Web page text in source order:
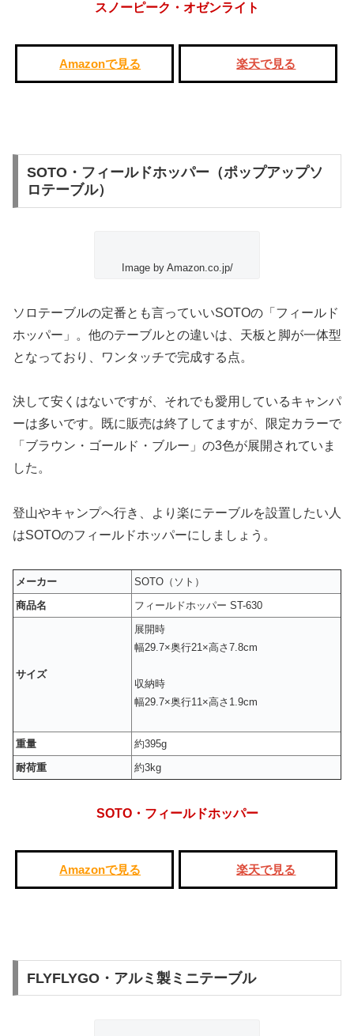
スノーピーク・オゼンライト
Amazonで見る 楽天で見る
SOTO・フィールドホッパー（ポップアップソ
ロテーブル）
Image by Amazon.co.jp/
ソロテーブルの定番とも言っていいSOTOの 「フィールド
ホッパー」
。他のテーブルとの違いは、天板と脚が一体型
となっており、ワンタッチで完成する点。
決して安くはないですが、それでも愛用しているキャンパ
ーは多いです。既に販売は終了してますが、限定カラーで
「ブラウン・ゴールド・ブルー」の3色が展開されていま
した。
登山やキャンプへ行き、より楽にテーブルを設置したい人
はSOTOのフィールドホッパーにしましょう。
メーカー
SOTO（ソト）
商品名
フィールドホッパー ST-630
サイズ
展開時
幅29.7×奥行21×高さ7.8cm
収納時
幅29.7×奥行11×高さ1.9cm
重量
約395g
耐荷重
約3kg
SOTO・フィールドホッパー
Amazonで見る 楽天で見る
FLYFLYGO・アルミ製ミニテーブル